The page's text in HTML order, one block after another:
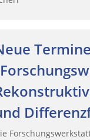
Termine